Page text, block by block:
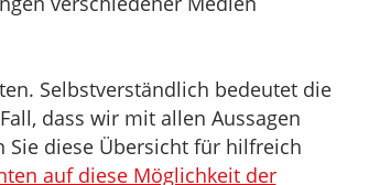
Selbstverständlich bedeutet die
dass wir mit allen Aussagen
Sie diese Übersicht für hilfreich
auf diese Möglichkeit der